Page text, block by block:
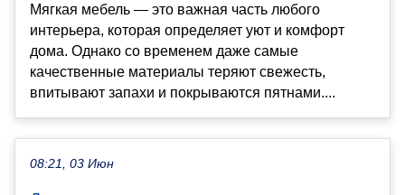
Мягкая мебель — это важная часть любого
интерьера, которая определяет уют и комфорт
дома. Однако со временем даже самые
качественные материалы теряют свежесть,
впитывают запахи и покрываются пятнами....
08:21, 03 Июн